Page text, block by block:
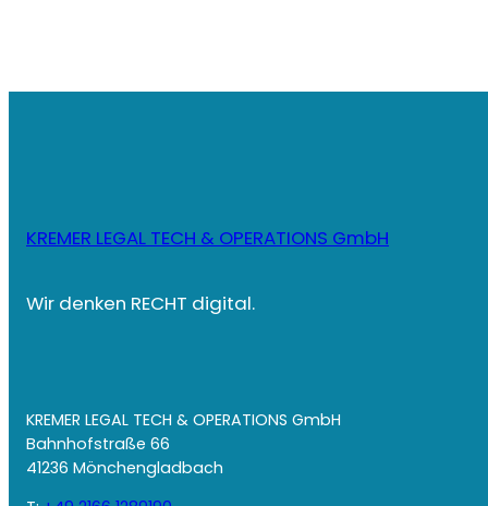
KREMER LEGAL TECH & OPERATIONS GmbH
Wir denken RECHT digital.
KREMER LEGAL TECH & OPERATIONS GmbH
Bahnhofstraße 66
41236 Mönchengladbach